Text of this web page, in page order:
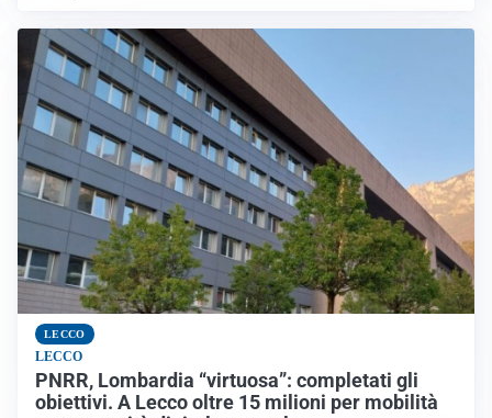
LECCO
LECCO
PNRR, Lombardia “virtuosa”: completati gli
obiettivi. A Lecco oltre 15 milioni per mobilità